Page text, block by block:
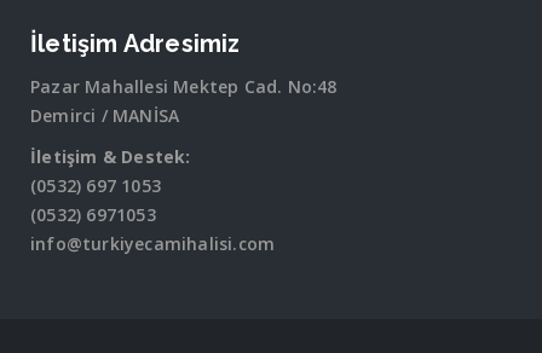
İletişim Adresimiz
Pazar Mahallesi Mektep Cad. No:48
Demirci / MANİSA
İletişim & Destek:
(0532) 697 1053
(0532) 6971053
info@turkiyecamihalisi.com